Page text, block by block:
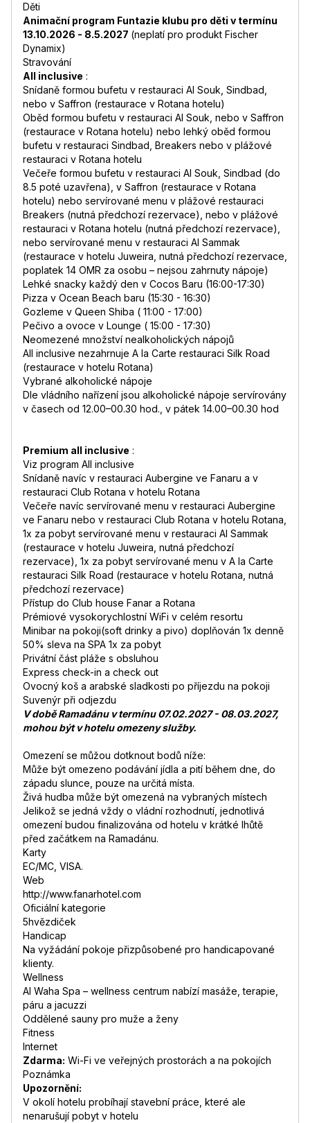
Děti
Animační program Funtazie klubu pro děti v termínu
13.10.2026 - 8.5.2027 (neplatí pro produkt Fischer
Dynamix)
Stravování
All inclusive :
Snídaně formou bufetu v restauraci Al Souk, Sindbad,
nebo v Saffron (restaurace v Rotana hotelu)
Oběd formou bufetu v restauraci Al Souk, nebo v Saffron
(restaurace v Rotana hotelu) nebo lehký oběd formou
bufetu v restauraci Sindbad, Breakers nebo v plážové
restauraci v Rotana hotelu
Večeře formou bufetu v restauraci Al Souk, Sindbad (do
8.5 poté uzavřena), v Saffron (restaurace v Rotana
hotelu) nebo servírované menu v plážové restauraci
Breakers (nutná předchozí rezervace), nebo v plážové
restauraci v Rotana hotelu (nutná předchozí rezervace),
nebo servírované menu v restauraci Al Sammak
(restaurace v hotelu Juweira, nutná předchozí rezervace,
poplatek 14 OMR za osobu – nejsou zahrnuty nápoje)
Lehké snacky každý den v Cocos Baru (16:00-17:30)
Pizza v Ocean Beach baru (15:30 - 16:30)
Gozleme v Queen Shiba ( 11:00 - 17:00)
Pečivo a ovoce v Lounge ( 15:00 - 17:30)
Neomezené množství nealkoholických nápojů
All inclusive nezahrnuje A la Carte restauraci Silk Road
(restaurace v hotelu Rotana)
Vybrané alkoholické nápoje
Dle vládního nařízení jsou alkoholické nápoje servírovány
v časech od 12.00–00.30 hod., v pátek 14.00–00.30 hod
Premium all inclusive :
Viz program All inclusive
Snídaně navíc v restauraci Aubergine ve Fanaru a v
restauraci Club Rotana v hotelu Rotana
Večeře navíc servírované menu v restauraci Aubergine
ve Fanaru nebo v restauraci Club Rotana v hotelu Rotana,
1x za pobyt servírované menu v restauraci Al Sammak
(restaurace v hotelu Juweira, nutná předchozí
rezervace), 1x za pobyt servírované menu v A la Carte
restauraci Silk Road (restaurace v hotelu Rotana, nutná
předchozí rezervace)
Přístup do Club house Fanar a Rotana
Prémiové vysokorychlostní WiFi v celém resortu
Minibar na pokoji(soft drinky a pivo) doplňován 1x denně
50% sleva na SPA 1x za pobyt
Privátní část pláže s obsluhou
Express check-in a check out
Ovocný koš a arabské sladkosti po příjezdu na pokoji
Suvenýr při odjezdu
V době Ramadánu v termínu 07.02.2027 - 08.03.2027,
mohou být v hotelu omezeny služby.
Omezení se můžou dotknout bodů níže:
Může být omezeno podávání jídla a pití během dne, do
západu slunce, pouze na určitá místa.
Živá hudba může být omezená na vybraných místech
Jelikož se jedná vždy o vládní rozhodnutí, jednotlivá
omezení budou finalizována od hotelu v krátké lhůtě
před začátkem na Ramadánu.
Karty
EC/MC, VISA.
Web
http://www.fanarhotel.com
Oficiální kategorie
5hvězdiček
Handicap
Na vyžádání pokoje přizpůsobené pro handicapované
klienty.
Wellness
Al Waha Spa – wellness centrum nabízí masáže, terapie,
páru a jacuzzi
Oddělené sauny pro muže a ženy
Fitness
Internet
Zdarma: Wi-Fi ve veřejných prostorách a na pokojích
Poznámka
Upozornění:
V okolí hotelu probíhají stavební práce, které ale
nenarušují pobyt v hotelu